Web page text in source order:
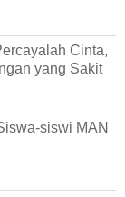
Cinta,
yang Sakit
siswi MAN